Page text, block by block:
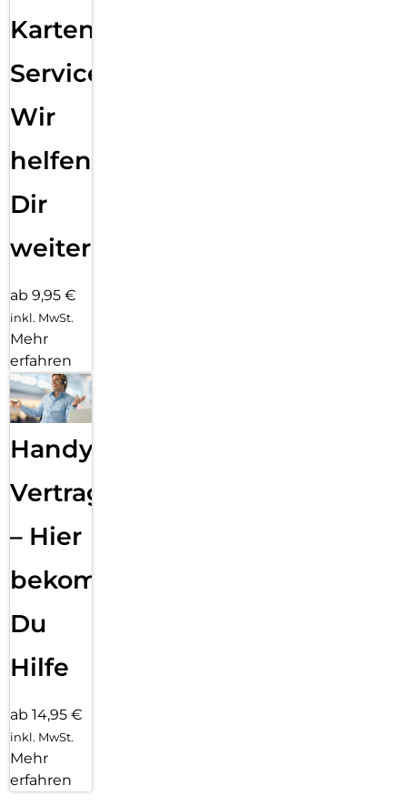
Karten
Service:
Wir
helfen
Dir
weiter
ab 9,95 €
inkl. MwSt.
Mehr
erfahren
Handy
Vertragsabwicklung
– Hier
bekommst
Du
Hilfe
ab 14,95 €
inkl. MwSt.
Mehr
erfahren